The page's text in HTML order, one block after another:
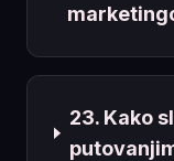
23. Kako